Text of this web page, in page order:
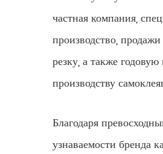
частная компания,
производство,
резку, а также
производству
Благодаря
узнаваемости бренда